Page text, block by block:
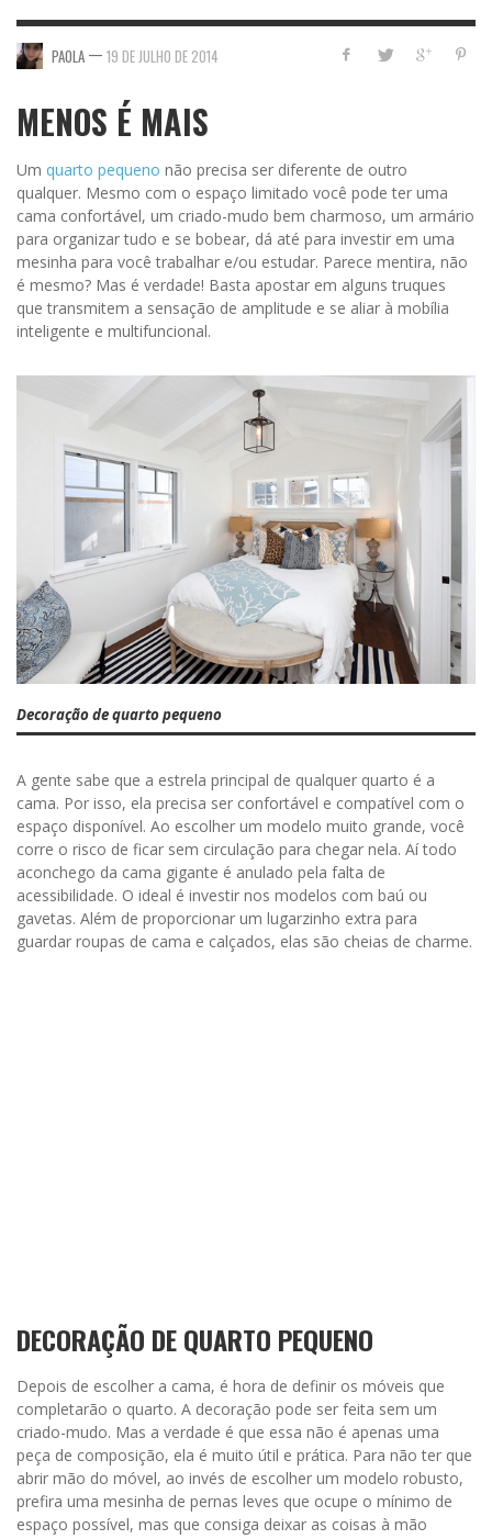
PAOLA — 19 DE JULHO DE 2014
MENOS É MAIS
Um quarto pequeno não precisa ser diferente de outro
qualquer. Mesmo com o espaço limitado você pode ter uma
cama confortável, um criado-mudo bem charmoso, um armário
para organizar tudo e se bobear, dá até para investir em uma
mesinha para você trabalhar e/ou estudar. Parece mentira, não
é mesmo? Mas é verdade! Basta apostar em alguns truques
que transmitem a sensação de amplitude e se aliar à mobília
inteligente e multifuncional.
Decoração de quarto pequeno
A gente sabe que a estrela principal de qualquer quarto é a
cama. Por isso, ela precisa ser confortável e compatível com o
espaço disponível. Ao escolher um modelo muito grande, você
corre o risco de ficar sem circulação para chegar nela. Aí todo
aconchego da cama gigante é anulado pela falta de
acessibilidade. O ideal é investir nos modelos com baú ou
gavetas. Além de proporcionar um lugarzinho extra para
guardar roupas de cama e calçados, elas são cheias de charme.
DECORAÇÃO DE QUARTO PEQUENO
Depois de escolher a cama, é hora de definir os móveis que
completarão o quarto. A decoração pode ser feita sem um
criado-mudo. Mas a verdade é que essa não é apenas uma
peça de composição, ela é muito útil e prática. Para não ter que
abrir mão do móvel, ao invés de escolher um modelo robusto,
prefira uma mesinha de pernas leves que ocupe o mínimo de
espaço possível, mas que consiga deixar as coisas à mão